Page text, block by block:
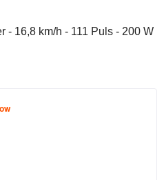
- 16,8 km/h - 111 Puls - 200 W